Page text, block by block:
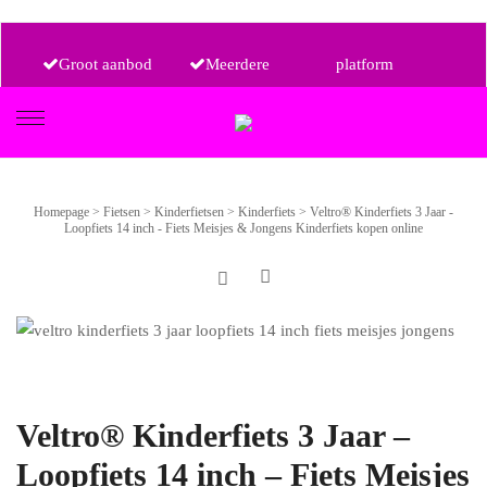
Groot aanbod
Meerdere
platform
Homepage > Fietsen > Kinderfietsen > Kinderfiets > Veltro® Kinderfiets 3 Jaar -
Loopfiets 14 inch - Fiets Meisjes & Jongens Kinderfiets kopen online
Veltro® Kinderfiets 3 Jaar –
Loopfiets 14 inch – Fiets Meisjes